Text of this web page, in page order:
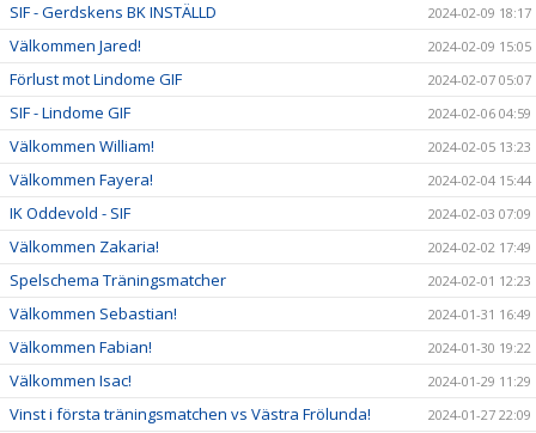
SIF - Gerdskens BK INSTÄLLD 2024-02-09 18:17
Välkommen Jared! 2024-02-09 15:05
Förlust mot Lindome GIF 2024-02-07 05:07
SIF - Lindome GIF 2024-02-06 04:59
Välkommen William! 2024-02-05 13:23
Välkommen Fayera! 2024-02-04 15:44
IK Oddevold - SIF 2024-02-03 07:09
Välkommen Zakaria! 2024-02-02 17:49
Spelschema Träningsmatcher 2024-02-01 12:23
Välkommen Sebastian! 2024-01-31 16:49
Välkommen Fabian! 2024-01-30 19:22
Välkommen Isac! 2024-01-29 11:29
Vinst i första träningsmatchen vs Västra Frölunda! 2024-01-27 22:09